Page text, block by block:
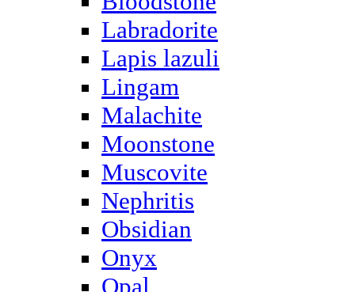
Labradorite
Lapis lazuli
Lingam
Malachite
Moonstone
Muscovite
Nephritis
Obsidian
Onyx
Opal